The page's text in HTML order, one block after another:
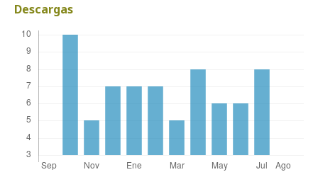
Descargas